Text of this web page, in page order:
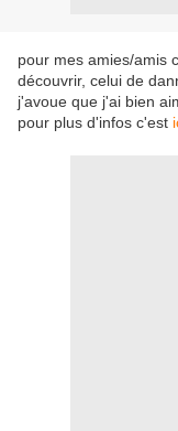
pour mes amies/amis
découvrir, celui de
j'avoue que j'ai bien
pour plus d'infos c'est